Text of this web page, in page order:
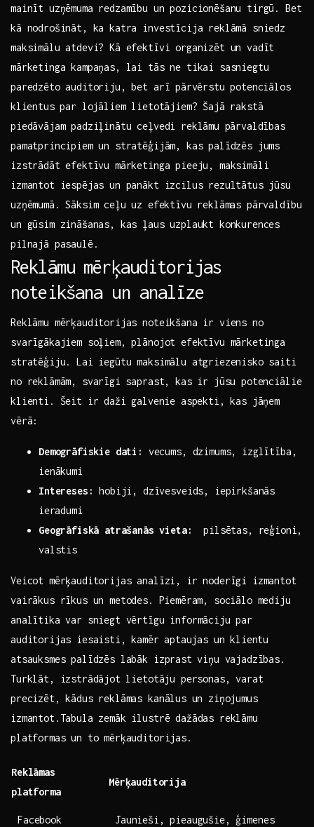
mainīt uzņēmuma redzamību un pozicionēšanu tirgū. Bet
‍kā nodrošināt, ka‌ katra investīcija reklāmā sniedz
maksimālu atdevi? ‌Kā efektīvi organizēt un vadīt‍
mārketinga kampaņas, lai tās ne tikai sasniegtu⁣
paredzēto ​auditoriju, bet arī ⁤pārvērstu potenciālos
⁣klientus par lojāliem lietotājiem? ​Šajā rakstā
piedāvājam padziļinātu ceļvedi reklāmu⁣ pārvaldības
pamatprincipiem un stratēģijām, kas‌ palīdzēs jums
izstrādāt efektīvu ​mārketinga pieeju, maksimāli
izmantot iespējas un panākt izcilus rezultātus jūsu
uzņēmumā. Sāksim ceļu uz ⁣efektīvu reklāmas pārvaldību
un ‌gūsim zināšanas, kas ļaus uzplaukt konkurences
pilnajā pasaulē.
Reklāmu⁣ mērķauditorijas
noteikšana​ un analīze
Reklāmu mērķauditorijas noteikšana ‍ir viens no
svarīgākajiem soļiem, plānojot efektīvu mārketinga
stratēģiju. Lai ‍iegūtu‌ maksimālu‍ atgriezenisko saiti
no reklāmām, svarīgi⁤ saprast, kas ir jūsu potenciālie⁢
klienti. Šeit‌ ir daži⁢ galvenie aspekti, kas jāņem
vērā:
Demogrāfiskie ‌dati:
‍vecums, dzimums, izglītība,
ienākumi
Intereses: hobiji, dzīvesveids, iepirkšanās
⁣ieradumi
Geogrāfiskā atrašanās vieta:
​ pilsētas, reģioni,
valstis
Veicot mērķauditorijas analīzi, ir noderīgi izmantot
vairākus rīkus un metodes. ⁤Piemēram, sociālo mediju
analītika var sniegt vērtīgu informāciju par
auditorijas iesaisti,⁣ kamēr⁢ aptaujas​ un klientu
atsauksmes palīdzēs labāk izprast ⁣viņu vajadzības.
Turklāt, izstrādājot⁤ lietotāju personas, varat
precizēt, kādus reklāmas kanālus⁢ un ziņojumus
izmantot.Tabula zemāk ilustrē dažādas reklāmu
platformas un to mērķauditorijas.
Reklāmas
‍platforma
Mērķauditorija
Facebook Jaunieši, pieaugušie, ​ģimenes